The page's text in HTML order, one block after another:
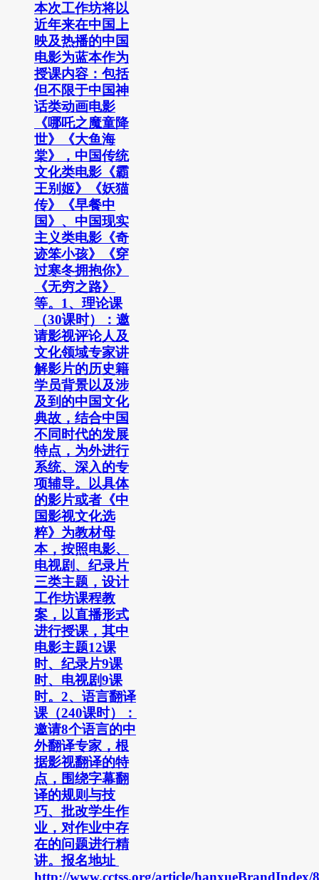
本次工作坊将以
近年来在中国上
映及热播的中国
电影为蓝本作为
授课内容：包括
但不限于中国神
话类动画电影
《哪吒之魔童降
世》《大鱼海
棠》，中国传统
文化类电影《霸
王别姬》《妖猫
传》《早餐中
国》、中国现实
主义类电影《奇
迹笨小孩》《穿
过寒冬拥抱你》
《无穷之路》
等。1、理论课
（30课时）：邀
请影视评论人及
文化领域专家讲
解影片的历史籍
学员背景以及涉
及到的中国文化
典故，结合中国
不同时代的发展
特点，为外进行
系统、深入的专
项辅导。以具体
的影片或者《中
国影视文化选
粹》为教材母
本，按照电影、
电视剧、纪录片
三类主题，设计
工作坊课程教
案，以直播形式
进行授课，其中
电影主题12课
时、纪录片9课
时、电视剧9课
时。2、语言翻译
课（240课时）：
邀请8个语言的中
外翻译专家，根
据影视翻译的特
点，围绕字幕翻
译的规则与技
巧、批改学生作
业，对作业中存
在的问题进行精
讲。报名地址